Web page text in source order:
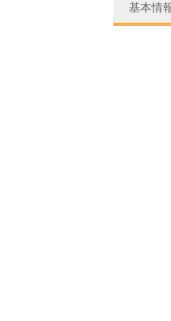
基本情